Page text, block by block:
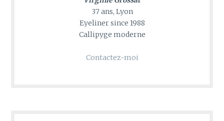
37 ans, Lyon
Eyeliner since 1988
Callipyge moderne
Contactez-moi